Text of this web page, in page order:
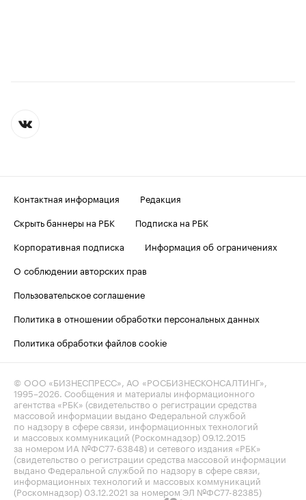
Контактная информация
Редакция
Скрыть баннеры на РБК
Подписка на РБК
Корпоративная подписка
Информация об ограничениях
О соблюдении авторских прав
Пользовательское соглашение
Политика в отношении обработки персональных данных
Политика обработки файлов cookie
© ООО «БИЗНЕСПРЕСС», АО «РОСБИЗНЕСКОНСАЛТИНГ»,
1995–2026 . Сообщения и материалы информационного
агентства «РБК» (свидетельство о регистрации средства
массовой информации выдано Федеральной службой
по надзору в сфере связи, информационных технологий
и массовых коммуникаций (Роскомнадзор) 09.12.2015
за номером ИА №ФС77-63848) и сетевого издания «РБК»
(свидетельство о регистрации средства массовой информации
выдано Федеральной службой по надзору в сфере связи,
информационных технологий и массовых коммуникаций
(Роскомнадзор) 03.12.2021 за номером ЭЛ №ФС77-82385)